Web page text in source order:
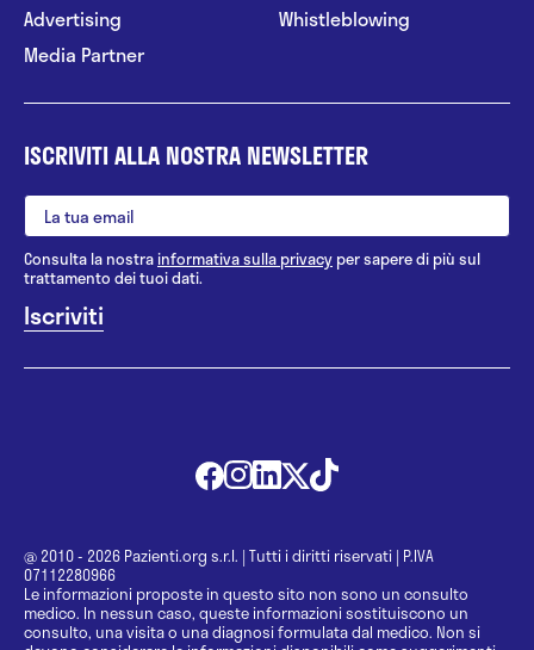
Advertising
Media Partner
Whistleblowing
ISCRIVITI ALLA NOSTRA NEWSLETTER
Consulta la nostrainformativa sulla privacy per sapere di più sul
trattamento dei tuoi dati.
@ 2010 - 2026 Pazienti.org s.r.l. | Tutti i diritti riservati | P.IVA
07112280966
Le informazioni proposte in questo sito non sono un consulto
medico. In nessun caso, queste informazioni sostituiscono un
consulto, una visita o una diagnosi formulata dal medico. Non si